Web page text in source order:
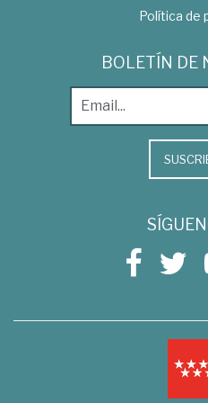
Política de
BOLETÍN DE